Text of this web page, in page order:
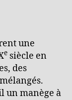
une
e siècle en
des
un manège à